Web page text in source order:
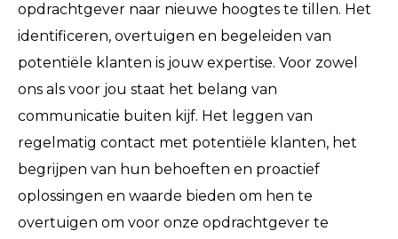
opdrachtgever naar nieuwe hoogtes te tillen. Het
identificeren, overtuigen en begeleiden van
potentiële klanten is jouw expertise. Voor zowel
ons als voor jou staat het belang van
communicatie buiten kijf. Het leggen van
regelmatig contact met potentiële klanten, het
begrijpen van hun behoeften en proactief
oplossingen en waarde bieden om hen te
overtuigen om voor onze opdrachtgever te